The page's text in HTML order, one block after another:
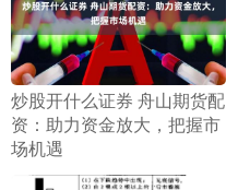
​炒股开什么证券 舟山期货配
资：助力资金放大，把握市
场机遇